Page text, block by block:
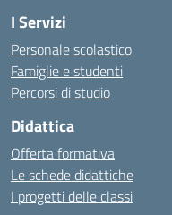
I Servizi
Personale scolastico
Famiglie e studenti
Percorsi di studio
Didattica
Offerta formativa
Le schede didattiche
I progetti delle classi